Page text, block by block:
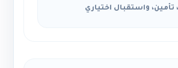
واستقبال اختياري